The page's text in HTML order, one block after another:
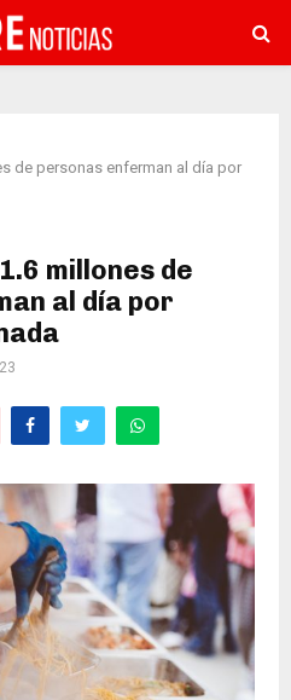
de personas enferman al día por
millones de
al día por